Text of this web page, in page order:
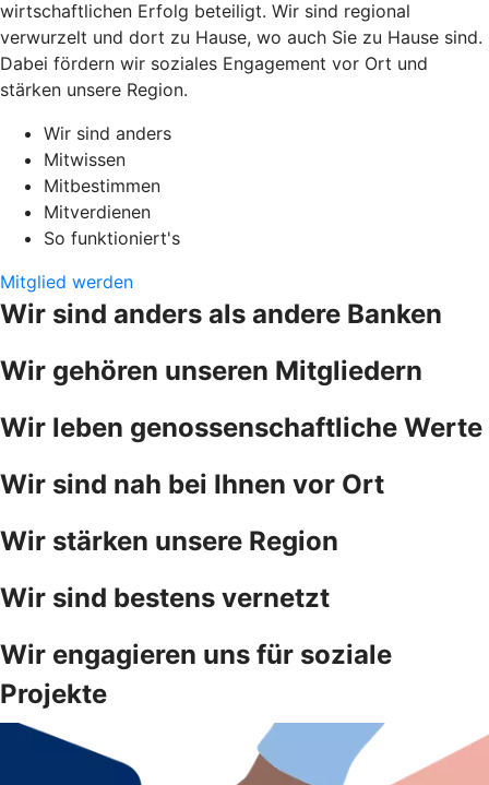
wirtschaftlichen Erfolg beteiligt. Wir sind regional
verwurzelt und dort zu Hause, wo auch Sie zu Hause sind.
Dabei fördern wir soziales Engagement vor Ort und
stärken unsere Region.
Wir sind anders
Mitwissen
Mitbestimmen
Mitverdienen
So funktioniert's
Mitglied werden
Wir sind anders als andere Banken
Wir gehören unseren Mitgliedern
Wir leben genossenschaftliche Werte
Wir sind nah bei Ihnen vor Ort
Wir stärken unsere Region
Wir sind bestens vernetzt
Wir engagieren uns für soziale
Projekte